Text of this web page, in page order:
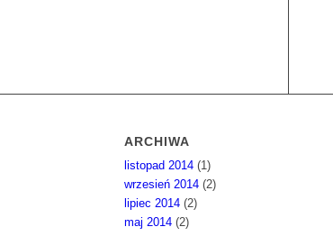
ARCHIWA
listopad 2014 (1)
wrzesień 2014 (2)
lipiec 2014 (2)
maj 2014 (2)